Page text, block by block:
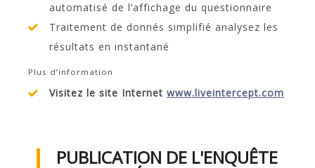
automatisé de l’affichage du questionnaire
Traitement de donnés simplifié analysez les
résultats en instantané
Plus d’information
Visitez le site Internet www.liveintercept.com
PUBLICATION DE L'ENQUÊTE